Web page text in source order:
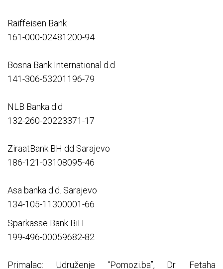
Raiffeisen Bank
161-000-02481200-94
Bosna Bank International d.d
141-306-53201196-79
NLB Banka d.d
132-260-20223371-17
ZiraatBank BH dd Sarajevo
186-121-03108095-46
Asa banka d.d. Sarajevo
134-105-11300001-66
Sparkasse Bank BiH
199-496-00059682-82
Primalac: Udruženje “Pomozi.ba”, Dr. Fetaha